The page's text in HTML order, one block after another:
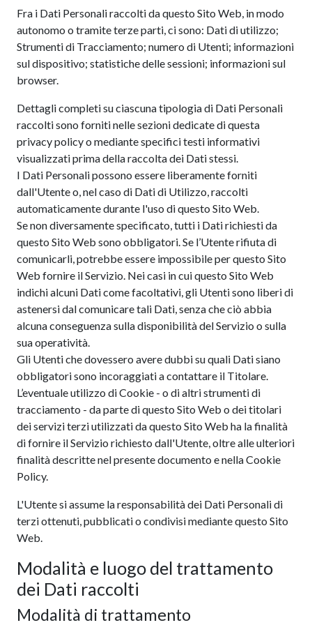
Fra i Dati Personali raccolti da questo Sito Web, in modo
autonomo o tramite terze parti, ci sono: Dati di utilizzo;
Strumenti di Tracciamento; numero di Utenti; informazioni
sul dispositivo; statistiche delle sessioni; informazioni sul
browser.
Dettagli completi su ciascuna tipologia di Dati Personali
raccolti sono forniti nelle sezioni dedicate di questa
privacy policy o mediante specifici testi informativi
visualizzati prima della raccolta dei Dati stessi.
I Dati Personali possono essere liberamente forniti
dall'Utente o, nel caso di Dati di Utilizzo, raccolti
automaticamente durante l'uso di questo Sito Web.
Se non diversamente specificato, tutti i Dati richiesti da
questo Sito Web sono obbligatori. Se l’Utente rifiuta di
comunicarli, potrebbe essere impossibile per questo Sito
Web fornire il Servizio. Nei casi in cui questo Sito Web
indichi alcuni Dati come facoltativi, gli Utenti sono liberi di
astenersi dal comunicare tali Dati, senza che ciò abbia
alcuna conseguenza sulla disponibilità del Servizio o sulla
sua operatività.
Gli Utenti che dovessero avere dubbi su quali Dati siano
obbligatori sono incoraggiati a contattare il Titolare.
L’eventuale utilizzo di Cookie - o di altri strumenti di
tracciamento - da parte di questo Sito Web o dei titolari
dei servizi terzi utilizzati da questo Sito Web ha la finalità
di fornire il Servizio richiesto dall'Utente, oltre alle ulteriori
finalità descritte nel presente documento e nella Cookie
Policy.
L'Utente si assume la responsabilità dei Dati Personali di
terzi ottenuti, pubblicati o condivisi mediante questo Sito
Web.
Modalità e luogo del trattamento
dei Dati raccolti
Modalità di trattamento